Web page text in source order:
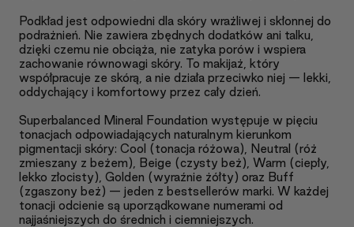
Podkład jest odpowiedni dla skóry wrażliwej i skłonnej do
podrażnień. Nie zawiera zbędnych dodatków ani talku,
dzięki czemu nie obciąża, nie zatyka porów i wspiera
zachowanie równowagi skóry. To makijaż, który
współpracuje ze skórą, a nie działa przeciwko niej — lekki,
oddychający i komfortowy przez cały dzień.
Superbalanced Mineral Foundation występuje w pięciu
tonacjach odpowiadających naturalnym kierunkom
pigmentacji skóry: Cool (tonacja różowa), Neutral (róż
zmieszany z beżem), Beige (czysty beż), Warm (ciepły,
lekko złocisty), Golden (wyraźnie żółty) oraz Buff
(zgaszony beż) — jeden z bestsellerów marki. W każdej
tonacji odcienie są uporządkowane numerami od
najjaśniejszych do średnich i ciemniejszych.